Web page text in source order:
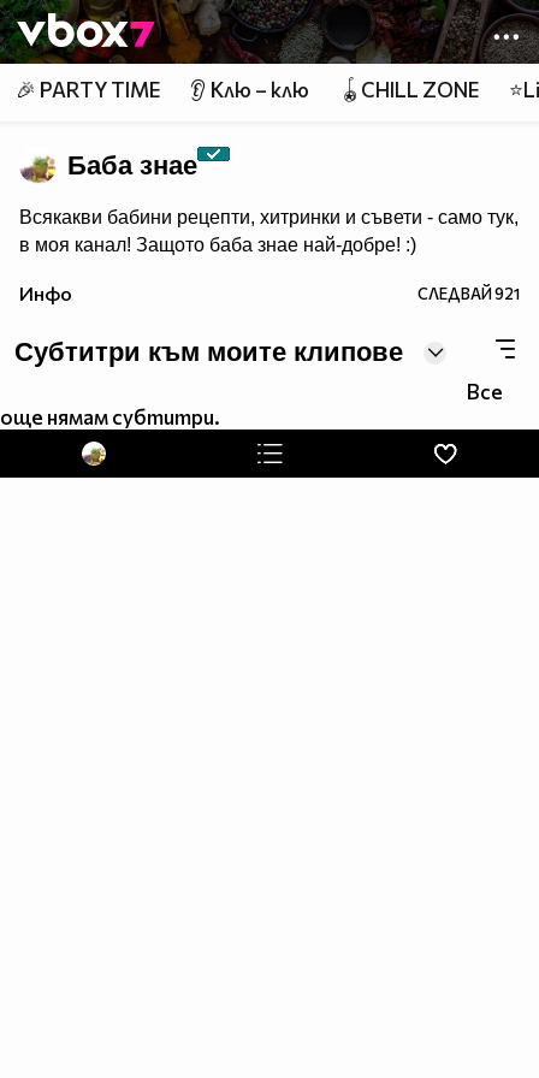
Member of
👾
🎉 PARTY TIME 👂 Клю – клю 🪀CHILL ZONE
Баба знае
Всякакви бабини рецепти, хитринки и съвети - само тук,
в моя канал! Защото баба знае най-добре! :)
Инфо СЛЕДВАЙ921
Субтитри към моите клипове
Все
още нямам субтитри.